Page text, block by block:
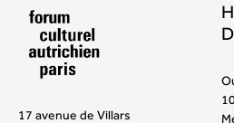
17 avenue de Villars